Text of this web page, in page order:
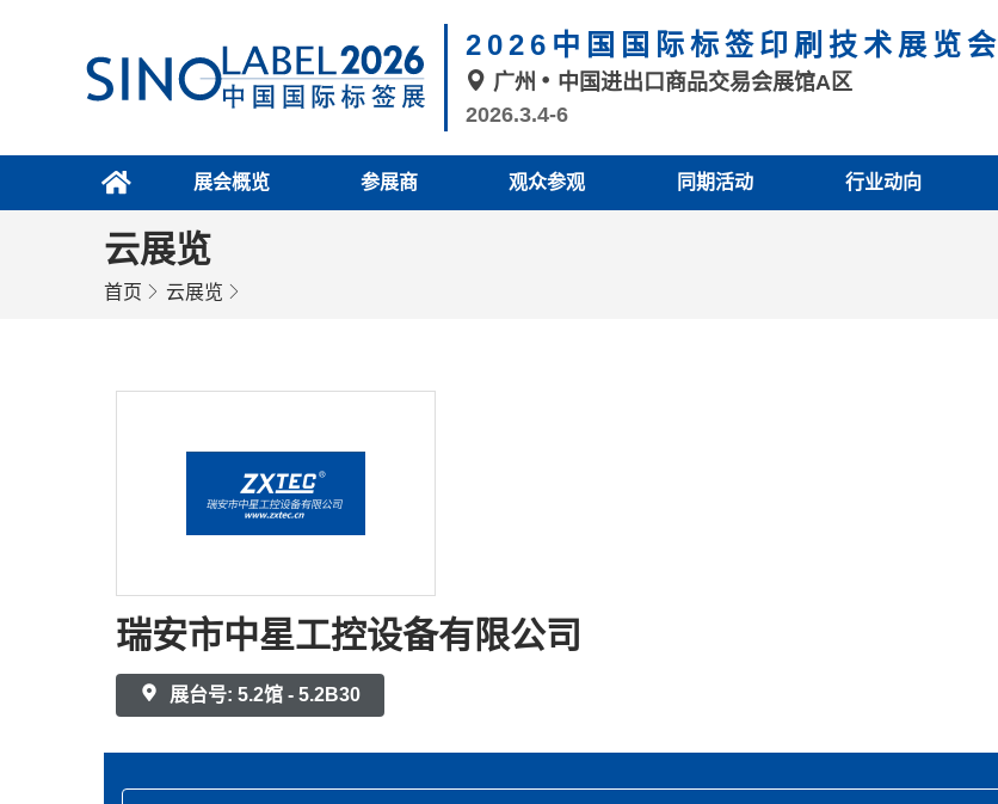
2026中国国际标签印刷技术展览会
广州
中国进出口商品交易会展馆A区
2026.3.4-6
展会概览 参展商 观众参观 同期活动 行业动向
云展览
首页 云展览
瑞安市中星工控设备有限公司
展台号: 5.2馆 - 5.2B30